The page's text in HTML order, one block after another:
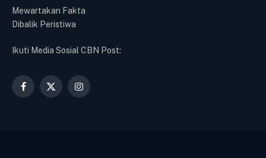
Mewartakan Fakta
Dibalik Peristiwa
Ikuti Media Sosial CBN Post:
Facebook
X
Instagram